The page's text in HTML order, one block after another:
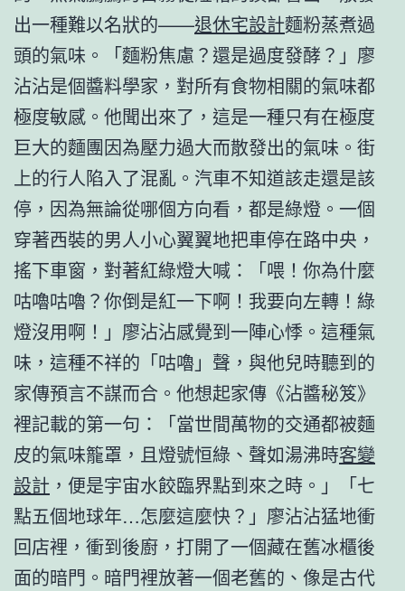
出一種難以名狀的——退休宅設計麵粉蒸煮過
頭的氣味。「麵粉焦慮？還是過度發酵？」廖
沾沾是個醬料學家，對所有食物相關的氣味都
極度敏感。他聞出來了，這是一種只有在極度
巨大的麵團因為壓力過大而散發出的氣味。街
上的行人陷入了混亂。汽車不知道該走還是該
停，因為無論從哪個方向看，都是綠燈。一個
穿著西裝的男人小心翼翼地把車停在路中央，
搖下車窗，對著紅綠燈大喊：「喂！你為什麼
咕嚕咕嚕？你倒是紅一下啊！我要向左轉！綠
燈沒用啊！」廖沾沾感覺到一陣心悸。這種氣
味，這種不祥的「咕嚕」聲，與他兒時聽到的
家傳預言不謀而合。他想起家傳《沾醬秘笈》
裡記載的第一句：「當世間萬物的交通都被麵
皮的氣味籠罩，且燈號恒綠、聲如湯沸時客變
設計 ，便是宇宙水餃臨界點到來之時。」「七
點五個地球年…怎麼這麼快？」廖沾沾猛地衝
回店裡，衝到後廚，打開了一個藏在舊冰櫃後
面的暗門。暗門裡放著一個老舊的、像是古代